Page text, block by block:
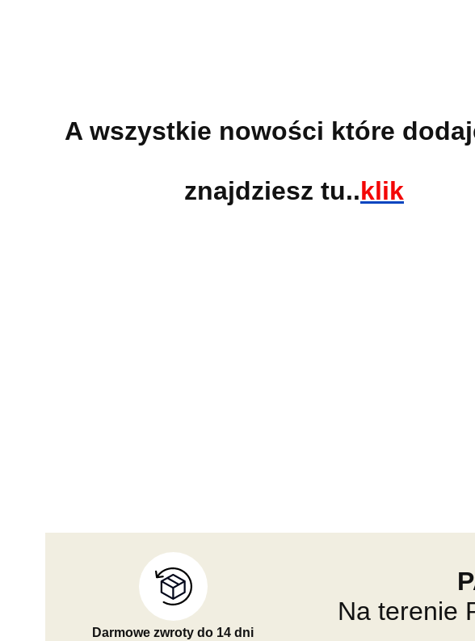
A wszystkie nowości które
znajdziesz tu..klik
Darmowe zwroty do 14 dni
Na terenie